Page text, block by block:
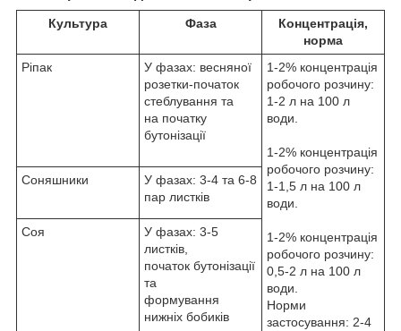
Культура Фаза
Концентрація,
норма
Ріпак
У фазах: весняної
розетки-початок
стеблування та
на початку
бутонізації
1-2% концентрація
робочого розчину:
1-2 л на 100 л
води.
1-2% концентрація
робочого розчину:
1-1,5 л на 100 л
води.
1-2% концентрація
робочого розчину:
0,5-2 л на 100 л
води.
Норми
застосування: 2-4
Соняшники
У фазах: 3-4 та 6-8
пар листків
Соя
У фазах: 3-5
листків,
початок бутонізації
та
формування
нижніх бобиків